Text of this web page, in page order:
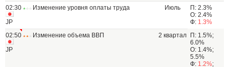
02:30
JP
Изменение уровня оплаты труда Июль
П: 2.3%
О: 2.4%
Ф: 1.3%
02:50
JP
Изменение объема ВВП 2 квартал
П: 1.5%;
6.0%
О: 1.4%;
5.5%
Ф: 1.2%;